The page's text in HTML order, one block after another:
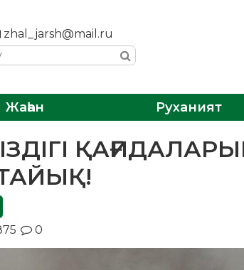
zhal_jarsh@mail.ru
Жаһан Руханият
0